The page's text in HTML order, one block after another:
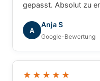
gepasst. Absolut zu
A
Anja S
Google-Bewertung
★★★★★